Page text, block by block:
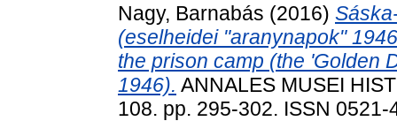
Nagy, Barnabás (2016)
(eselheidei "aranynapok"
the prison camp (the 'Golden
1946). ANNALES MUSEI
108. pp. 295-302. ISSN 0521-